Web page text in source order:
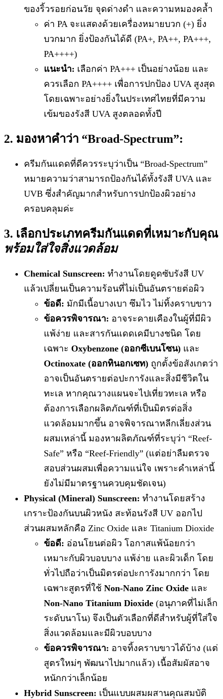
ของริ้วรอยก่อนวัย จุดด่างดำ และความหมองคล้ำ
ค่า PA จะแสดงด้วยเครื่องหมายบวก (+) ยิ่ง
บวกมาก ยิ่งป้องกันได้ดี (PA+, PA++, PA+++,
PA++++)
แนะนำ: เลือกค่า PA+++ เป็นอย่างน้อย และ
ควรเลือก PA++++ เพื่อการปกป้อง UVA สูงสุด
โดยเฉพาะอย่างยิ่งในประเทศไทยที่มีความ
เข้มของรังสี UVA สูงตลอดทั้งปี
2. มองหาคำว่า “Broad-Spectrum”:
ครีมกันแดดที่ดีควรระบุว่าเป็น “Broad-Spectrum”
หมายความว่าสามารถป้องกันได้ทั้งรังสี UVA และ
UVB ซึ่งสำคัญมากสำหรับการปกป้องผิวอย่าง
ครอบคลุมค่ะ
3. เลือกประเภทครีมกันแดดที่เหมาะกับคุณ
พร้อมใส่ใจสิ่งแวดล้อม
Chemical Sunscreen: ทำงานโดยดูดซับรังสี UV
แล้วเปลี่ยนเป็นความร้อนที่ไม่เป็นอันตรายต่อผิว
ข้อดี: มักมีเนื้อบางเบา ซึมไว ไม่ทิ้งคราบขาว
ข้อควรพิจารณา: อาจระคายเคืองในผู้ที่มีผิว
แพ้ง่าย และสารกันแดดเคมีบางชนิด โดย
เฉพาะ Oxybenzone (ออกซีเบนโซน) และ
Octinoxate (ออกทินอกเซท) ถูกตั้งข้อสังเกตว่า
อาจเป็นอันตรายต่อปะการังและสิ่งมีชีวิตใน
ทะเล หากคุณวางแผนจะไปเที่ยวทะเล หรือ
ต้องการเลือกผลิตภัณฑ์ที่เป็นมิตรต่อสิ่ง
แวดล้อมมากขึ้น อาจพิจารณาหลีกเลี่ยงส่วน
ผสมเหล่านี้ มองหาผลิตภัณฑ์ที่ระบุว่า “Reef-
Safe” หรือ “Reef-Friendly” (แต่อย่าลืมตรวจ
สอบส่วนผสมเพื่อความแน่ใจ เพราะคำเหล่านี้
ยังไม่มีมาตรฐานควบคุมชัดเจน)
Physical (Mineral) Sunscreen: ทำงานโดยสร้าง
เกราะป้องกันบนผิวหนัง สะท้อนรังสี UV ออกไป
ส่วนผสมหลักคือ Zinc Oxide และ Titanium Dioxide
ข้อดี: อ่อนโยนต่อผิว โอกาสแพ้น้อยกว่า
เหมาะกับผิวบอบบาง แพ้ง่าย และผิวเด็ก โดย
ทั่วไปถือว่าเป็นมิตรต่อปะการังมากกว่า โดย
เฉพาะสูตรที่ใช้ Non-Nano Zinc Oxide และ
Non-Nano Titanium Dioxide (อนุภาคที่ไม่เล็ก
ระดับนาโน) จึงเป็นตัวเลือกที่ดีสำหรับผู้ที่ใส่ใจ
สิ่งแวดล้อมและมีผิวบอบบาง
ข้อควรพิจารณา: อาจทิ้งคราบขาวได้บ้าง (แต่
สูตรใหม่ๆ พัฒนาไปมากแล้ว) เนื้อสัมผัสอาจ
หนักกว่าเล็กน้อย
Hybrid Sunscreen: เป็นแบบผสมผสานคุณสมบัติ